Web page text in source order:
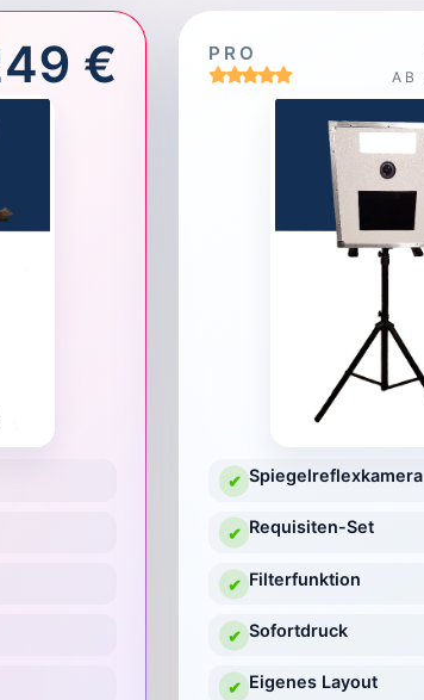
€ PRO
AB
✔ Spiegelreflexkamera
✔ Requisiten-Set
✔ Filterfunktion
✔ Sofortdruck
✔ Eigenes Layout